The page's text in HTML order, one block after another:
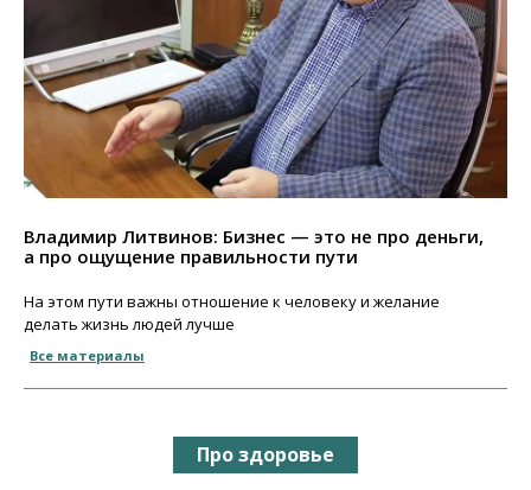
Владимир Литвинов: Бизнес — это не про деньги,
а про ощущение правильности пути
На этом пути важны отношение к человеку и желание
делать жизнь людей лучше
Все материалы
Про здоровье